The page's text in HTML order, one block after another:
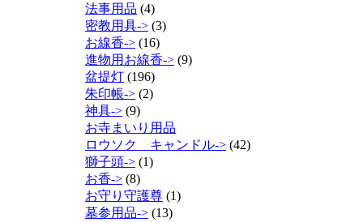
法事用品 (4)
密教用具-> (3)
お線香-> (16)
進物用お線香-> (9)
盆提灯 (196)
朱印帳-> (2)
神具-> (9)
お寺まいり用品
ロウソク キャンドル-> (42)
獅子頭-> (1)
お香-> (8)
お守り守護尊 (1)
墓参用品-> (13)